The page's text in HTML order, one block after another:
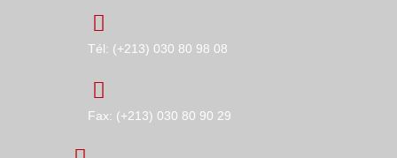
Tél: (+213) 030 80 98 08
Fax: (+213) 030 80 90 29